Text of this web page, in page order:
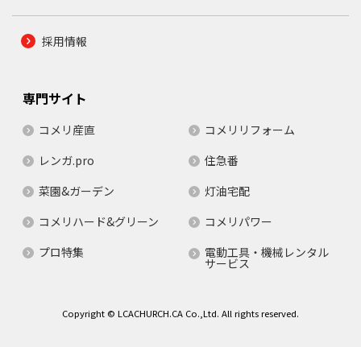
採用情報
専門サイト
コメリ産直
コメリリフォーム
レンガ.pro
住急番
菜園&ガーデン
灯油宅配
コメリハード&グリーン
コメリパワー
プロ特集
電動工具・機械レンタル
サービス
Copyright © LCACHURCH.CA Co.,Ltd. All rights reserved.